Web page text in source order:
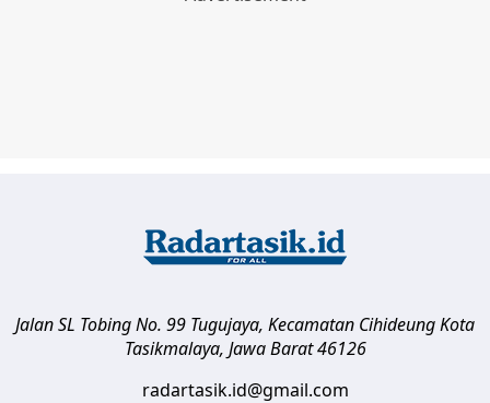
Jalan SL Tobing No. 99 Tugujaya, Kecamatan CihideungKota
Tasikmalaya, Jawa Barat 46126
radartasik.id@gmail.com